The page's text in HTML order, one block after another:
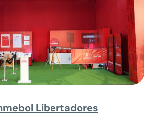
Libertadores